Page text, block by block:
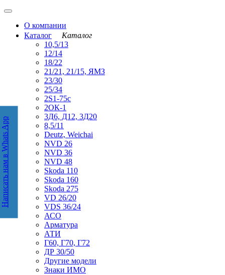
О компании
Каталог
Каталог
10,5/13
12/14
18/22
21/21, 21/15, ЯМЗ
23/30
25/34
2S1-75с
2ОК-1
3Д6, Д12, 3Д20
8,5/11
Deutz, Weichai
NVD 26
NVD 36
NVD 48
Skoda 110
Skoda 160
Skoda 275
VD 26/20
VDS 36/24
АСО
Арматура
АТИ
Г60, Г70, Г72
ДР 30/50
Другие модели
Знаки ИМО
Написать нам в WhatsApp
Написать нам в Whats App